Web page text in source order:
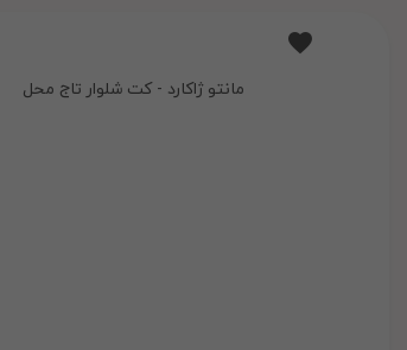
مانتو ژاکارد - کت شلوار تاج محل